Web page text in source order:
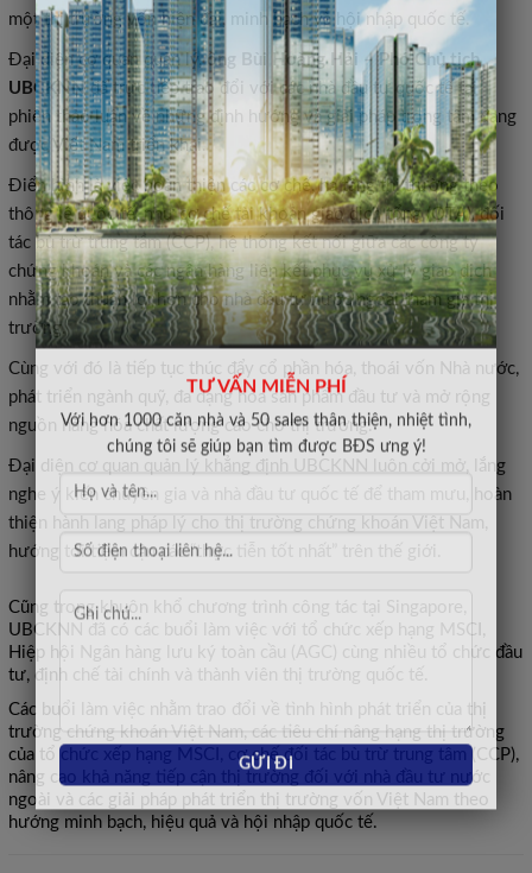
TƯ VẤN MIỄN PHÍ
Với hơn 1000 căn nhà và 50 sales thân thiện, nhiệt tình,
chúng tôi sẽ giúp bạn tìm được BĐS ưng ý!
một thị trường vốn hiện đại, minh bạch và hội nhập quốc tế.
Đại diện cơ quan quản lý,ông Bùi Hoàng Hải – Phó Chủ tịch
UBCKNNđã trực tiếp trao đổi với các nhà đầu tư quốc tế tại
phiên thảo luận về những định hướng và giải pháp trọng tâm đang
được Việt Nam triển khai.
Điển hình là việc hoàn thiện các cơ chế, hạ tầng thị trường theo
thông lệ quốc tế, như cơ chế tài khoản giao dịch tổng (OTA), đối
tác bù trừ trung tâm (CCP), hệ thống kết nối giữa các công ty
chứng khoán và các ngân hàng liên kết phục vụ xử lý giao dịch
nhằm tạo thuận lợi hơn cho nhà đầu tư nước ngoài tham gia thị
trường.
Cùng với đó là tiếp tục thúc đẩy cổ phần hóa, thoái vốn Nhà nước,
phát triển ngành quỹ, đa dạng hóa sản phẩm đầu tư và mở rộng
nguồn hàng hóa chất lượng cao cho thị trường.
Đại diện cơ quan quản lý khẳng định UBCKNN luôn cởi mở, lắng
nghe ý kiến chuyên gia và nhà đầu tư quốc tế để tham mưu, hoàn
thiện hành lang pháp lý cho thị trường chứng khoán Việt Nam,
hướng tới tiệm cận các “thực tiễn tốt nhất” trên thế giới.
Cũng trong khuôn khổ chương trình công tác tại Singapore,
UBCKNN đã có các buổi làm việc với tổ chức xếp hạng MSCI,
Hiệp hội Ngân hàng lưu ký toàn cầu (AGC) cùng nhiều tổ chức đầu
tư, định chế tài chính và thành viên thị trường quốc tế.
Các buổi làm việc nhằm trao đổi về tình hình phát triển của thị
trường chứng khoán Việt Nam, các tiêu chí nâng hạng thị trường
của tổ chức xếp hạng MSCI, cơ chế đối tác bù trừ trung tâm (CCP),
nâng cao khả năng tiếp cận thị trường đối với nhà đầu tư nước
ngoài và các giải pháp phát triển thị trường vốn Việt Nam theo
hướng minh bạch, hiệu quả và hội nhập quốc tế.